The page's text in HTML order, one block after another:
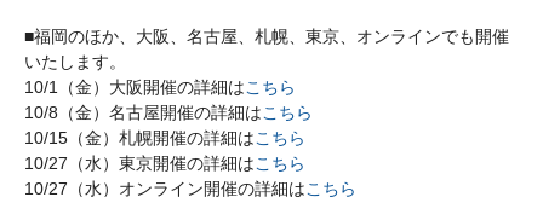
■福岡のほか、大阪、名古屋、札幌、東京、オンラインでも開催
いたします。
10/1（金）大阪開催の詳細はこちら
10/8（金）名古屋開催の詳細はこちら
10/15（金）札幌開催の詳細はこちら
10/27（水）東京開催の詳細はこちら
10/27（水）オンライン開催の詳細はこちら